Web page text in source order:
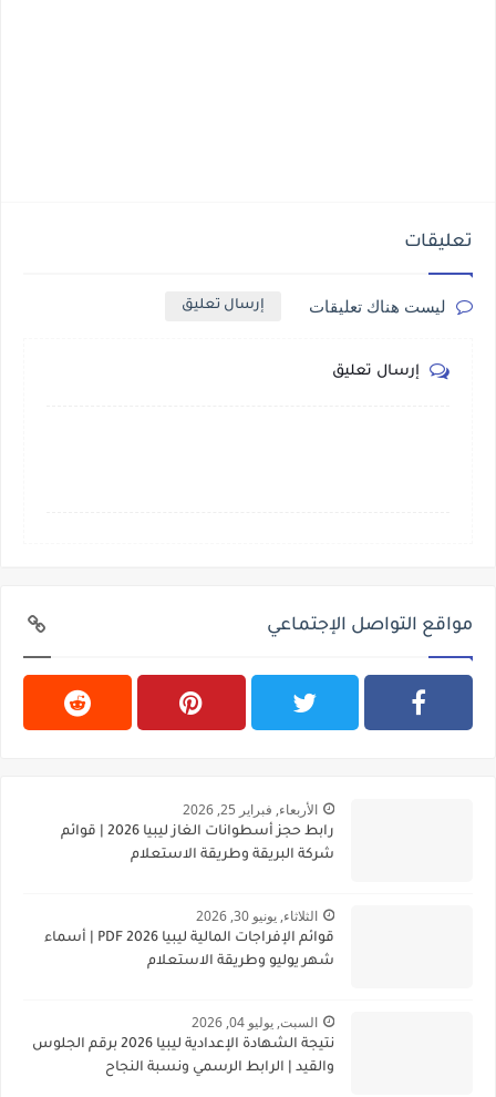
تعليقات
ليست هناك تعليقات إرسال تعليق
إرسال تعليق
مواقع التواصل الإجتماعي
الأربعاء, فبراير 25, 2026
رابط حجز أسطوانات الغاز ليبيا 2026 | قوائم
شركة البريقة وطريقة الاستعلام
الثلاثاء, يونيو 30, 2026
قوائم الإفراجات المالية ليبيا 2026 PDF | أسماء
شهر يوليو وطريقة الاستعلام
السبت, يوليو 04, 2026
نتيجة الشهادة الإعدادية ليبيا 2026 برقم الجلوس
والقيد | الرابط الرسمي ونسبة النجاح